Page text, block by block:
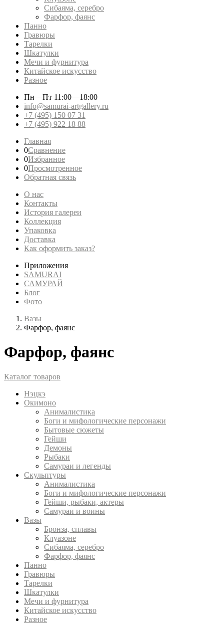
Сибаяма, серебро
Фарфор, фаянс
Панно
Гравюры
Тарелки
Шкатулки
Мечи и фурнитура
Китайское искусство
Разное
Пн—Пт 11:00—18:00
info@samurai-artgallery.ru
+7 (495) 150 07 31
+7 (495) 922 18 88
Главная
0Сравнение
0Избранное
0Просмотренное
Обратная связь
О нас
Контакты
История галереи
Коллекция
Упаковка
Доставка
Как оформить заказ?
Приложения
SAMURAI
САМУРАЙ
Блог
Фото
Вазы
Фарфор, фаянс
Фарфор, фаянс
Каталог товаров
Нэцкэ
Окимоно
Анималистика
Боги и мифологические персонажи
Бытовые сюжеты
Гейши
Демоны
Рыбаки
Самураи и легенды
Скульптуры
Анималистика
Боги и мифологические персонажи
Гейши, рыбаки, актеры
Самураи и воины
Вазы
Бронза, сплавы
Клуазоне
Сибаяма, серебро
Фарфор, фаянс
Панно
Гравюры
Тарелки
Шкатулки
Мечи и фурнитура
Китайское искусство
Разное